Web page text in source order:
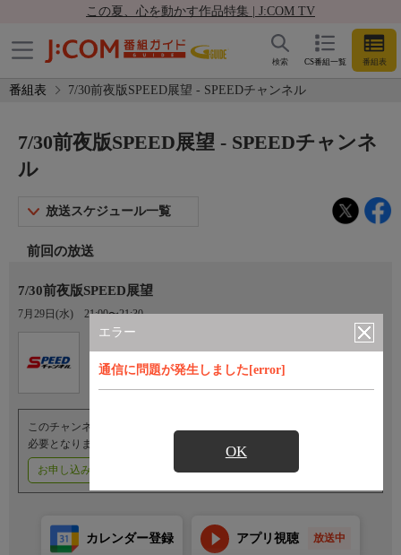
この夏、心を動かす作品特集 | J:COM TV
CS番組一覧 番組表
検索
番組表 7/30前夜版SPEED展望 - SPEEDチャンネル
エラー
通信に問題が発生しました[error]
OK
7/30前夜版SPEED展望 - SPEEDチャンネ
ル
放送スケジュール一覧
前回の放送
7/30前夜版SPEED展望
7月29日(水) 21:00〜21:30
このチャンネルのご視聴には、オプションチャンネル(有料)のご契約が
必要となります。
お申し込みはこちら ご利用料金はこちら
カレンダー登録 アプリ視聴 放送中